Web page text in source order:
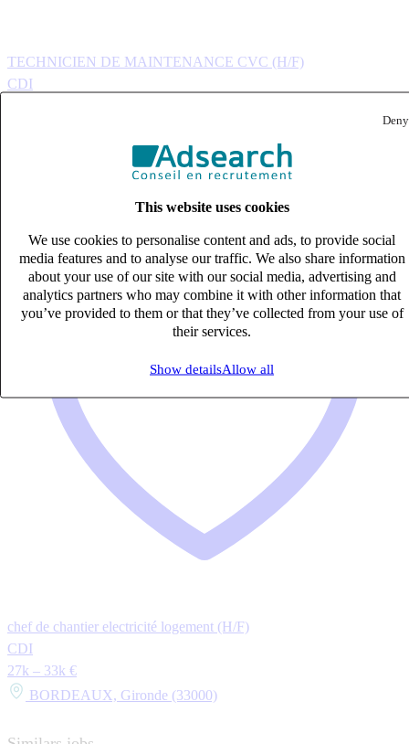
Deny
This website uses cookies
We use cookies to personalise content and ads, to provide social
media features and to analyse our traffic. We also share information
about your use of our site with our social media, advertising and
analytics partners who may combine it with other information that
you’ve provided to them or that they’ve collected from your use of
their services.
Show detailsAllow all
TECHNICIEN DE MAINTENANCE CVC (H/F)
CDI
Published on 06/08/2026
chef de chantier electricité logement (H/F)
CDI
27k – 33k €
BORDEAUX, Gironde (33000)